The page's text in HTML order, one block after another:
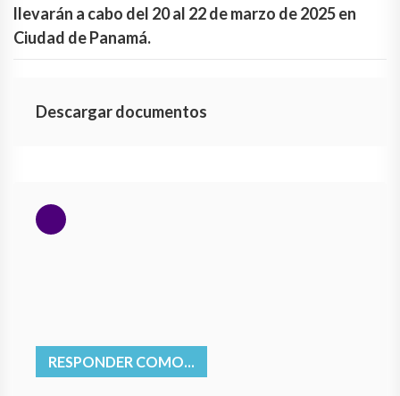
llevarán a cabo del 20 al 22 de marzo de 2025 en
Ciudad de Panamá.
Descargar documentos
RESPONDER COMO...